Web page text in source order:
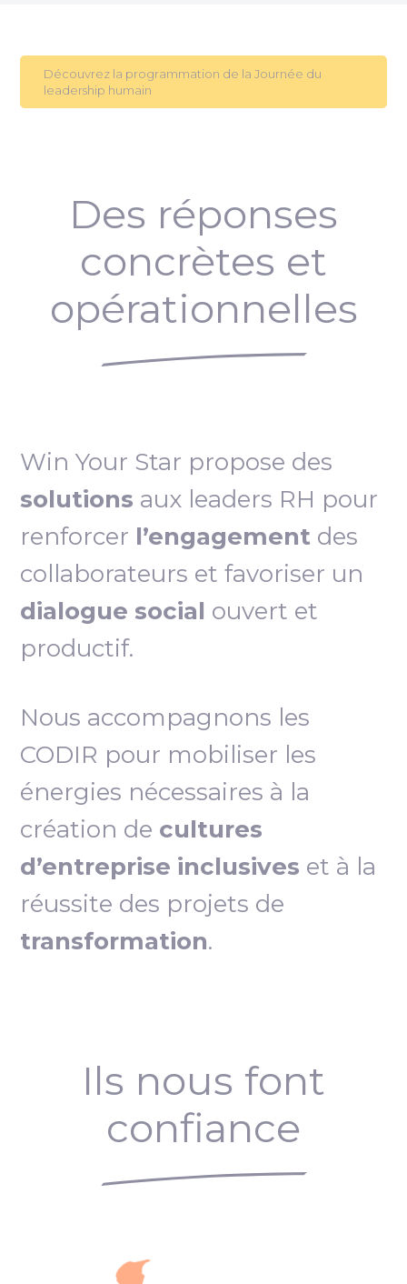
Découvrez la programmation de la Journée du
leadership humain
Des réponses
concrètes et
opérationnelles
Win Your Star propose des
solutions aux leaders RH pour
renforcer l’engagement des
collaborateurs et favoriser un
dialogue social ouvert et
productif.
Nous accompagnons les
CODIR pour mobiliser les
énergies nécessaires à la
création de cultures
d’entreprise inclusives et à la
réussite des projets de
transformation.
Ils nous font
confiance